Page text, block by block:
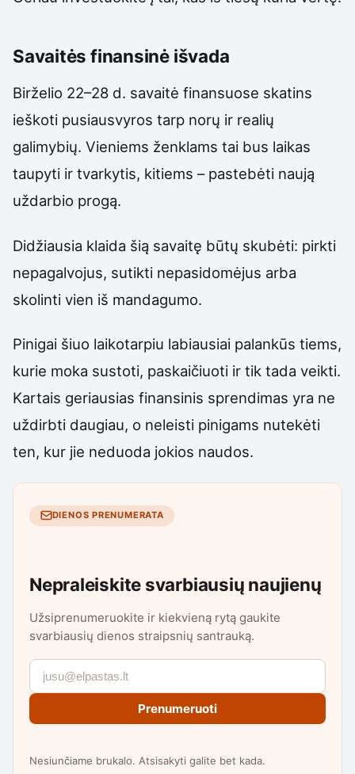
Savaitės finansinė išvada
Birželio 22–28 d. savaitė finansuose skatins
ieškoti pusiausvyros tarp norų ir realių
galimybių. Vieniems ženklams tai bus laikas
taupyti ir tvarkytis, kitiems – pastebėti naują
uždarbio progą.
Didžiausia klaida šią savaitę būtų skubėti: pirkti
nepagalvojus, sutikti nepasidomėjus arba
skolinti vien iš mandagumo.
Pinigai šiuo laikotarpiu labiausiai palankūs tiems,
kurie moka sustoti, paskaičiuoti ir tik tada veikti.
Kartais geriausias finansinis sprendimas yra ne
uždirbti daugiau, o neleisti pinigams nutekėti
ten, kur jie neduoda jokios naudos.
DIENOS PRENUMERATA
Nepraleiskite svarbiausių naujienų
Užsiprenumeruokite ir kiekvieną rytą gaukite
svarbiausių dienos straipsnių santrauką.
Prenumeruoti
Nesiunčiame brukalo. Atsisakyti galite bet kada.